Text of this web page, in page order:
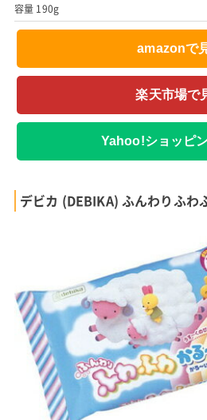
容量 190g
amazonで
楽天市場で
Yahoo!ショッピ
デビカ (DEBIKA) ふんわりふわ